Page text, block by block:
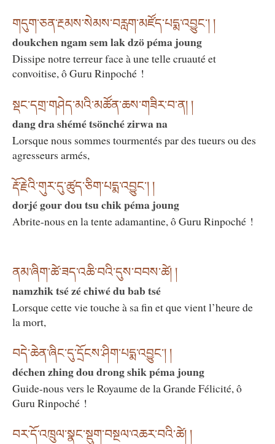
གདུག་ཅན་རྔམས་སེམས་བརླག་མཛོད་པདྨ་འབྱུང༌། །
doukchen ngam sem lak dzö péma joung
Dissipe notre terreur face à une telle cruauté et
convoitise, ô Guru Rinpoché !
སྡང་དགྲ་གཤེད་མའི་མཚོན་ཆས་གཟིར་བ་ན། །
dang dra shémé tsönché zirwa na
Lorsque nous sommes tourmentés par des tueurs ou des
agresseurs armés,
རྡོ་རྗེའི་གུར་དུ་ཚུད་ཅིག་པདྨ་འབྱུང༌། །
dorjé gour dou tsu chik péma joung
Abrite-nous en la tente adamantine, ô Guru Rinpoché !
ནམ་ཞིག་ཚེ་ཟད་འཆི་བའི་དུས་བབས་ཚེ། །
namzhik tsé zé chiwé du bab tsé
Lorsque cette vie touche à sa fin et que vient l’heure de
la mort,
བདེ་ཆེན་ཞིང་དུ་དྲོངས་ཤིག་པདྨ་འབྱུང༌། །
déchen zhing dou drong shik péma joung
Guide-nous vers le Royaume de la Grande Félicité, ô
Guru Rinpoché !
བར་དོ་འཁྲུལ་སྣང་སྡུག་བསྔལ་འཆར་བའི་ཚེ། །